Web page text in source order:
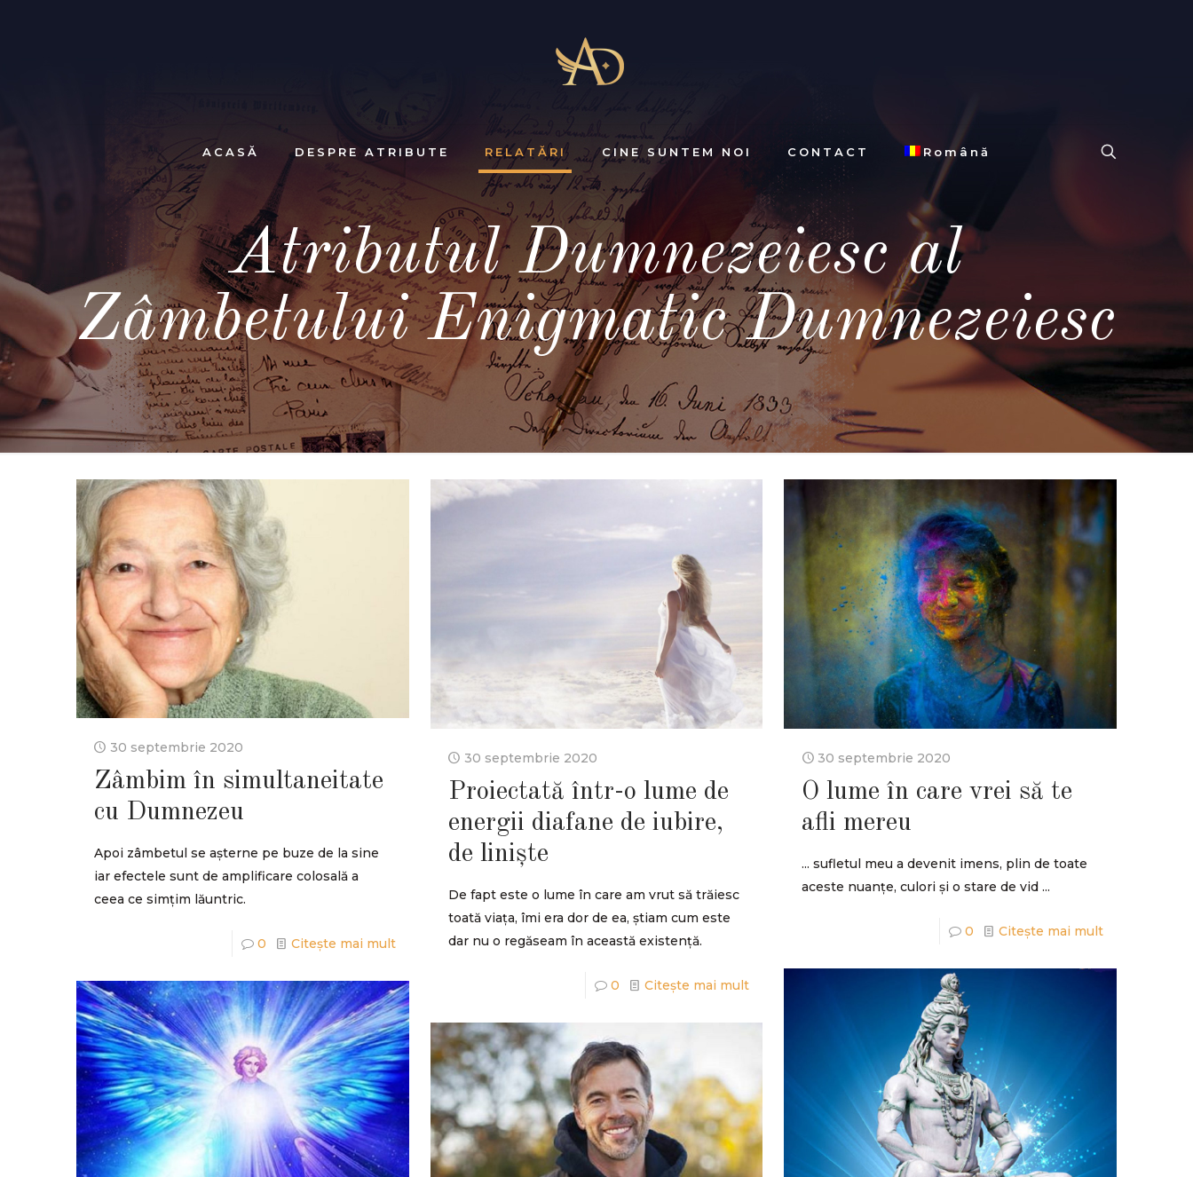
ACASĂ DESPRE ATRIBUTE RELATĂRI CINE SUNTEM NOI CONTACT Română
Atributul Dumnezeiesc al
Zâmbetului Enigmatic Dumnezeiesc
30 septembrie 2020
Zâmbim în simultaneitate
cu Dumnezeu
Apoi zâmbetul se așterne pe buze de la sine
iar efectele sunt de amplificare colosală a
ceea ce simțim lăuntric.
0 Citește mai mult
30 septembrie 2020
Proiectată într-o lume de
energii diafane de iubire,
de liniște
De fapt este o lume în care am vrut să trăiesc
toată viața, îmi era dor de ea, știam cum este
dar nu o regăseam în această existență.
0 Citește mai mult
30 septembrie 2020
O lume în care vrei să te
afli mereu
... sufletul meu a devenit imens, plin de toate
aceste nuanțe, culori și o stare de vid ...
0 Citește mai mult